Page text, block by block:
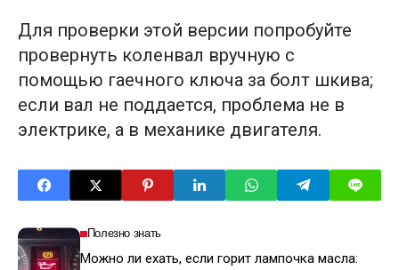
Для проверки этой версии попробуйте
провернуть коленвал вручную с
помощью гаечного ключа за болт шкива;
если вал не поддается, проблема не в
электрике, а в механике двигателя.
Полезно знать
Можно ли ехать, если горит лампочка масла: